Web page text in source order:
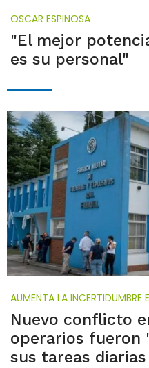
OSCAR ESPINOSA
"El mejor
es su personal"
AUMENTA LA INCERTIDUMBRE
Nuevo conflicto
operarios fueron
sus tareas diarias